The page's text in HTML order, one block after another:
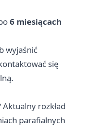
6 miesiącach
wyjaśnić
się
Aktualny rozkład
parafialnych